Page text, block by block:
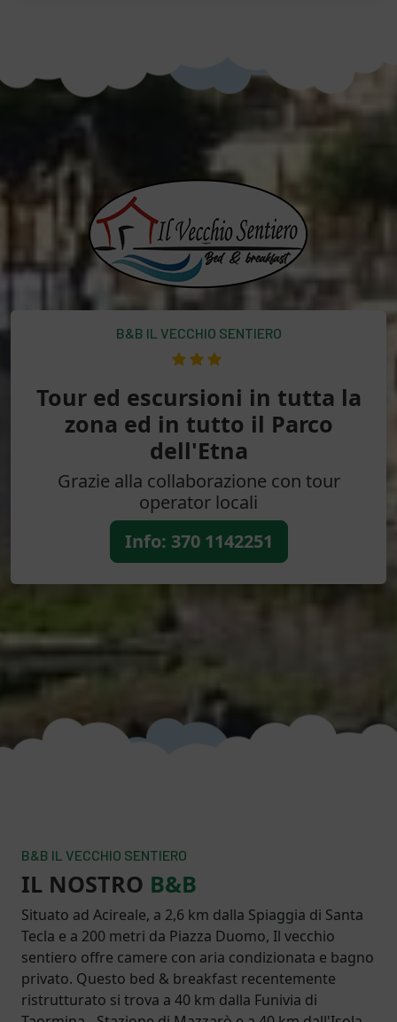
B&B IL VECCHIO SENTIERO
Tour ed escursioni in tutta la
zona ed in tutto il Parco
dell'Etna
Grazie alla collaborazione con tour
operator locali
Info: 370 1142251
B&B IL VECCHIO SENTIERO
IL NOSTRO B&B
Situato ad Acireale, a 2,6 km dalla Spiaggia di Santa
Tecla e a 200 metri da Piazza Duomo, Il vecchio
sentiero offre camere con aria condizionata e bagno
privato. Questo bed & breakfast recentemente
ristrutturato si trova a 40 km dalla Funivia di